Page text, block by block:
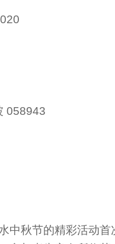
058943
中秋节的精彩活动